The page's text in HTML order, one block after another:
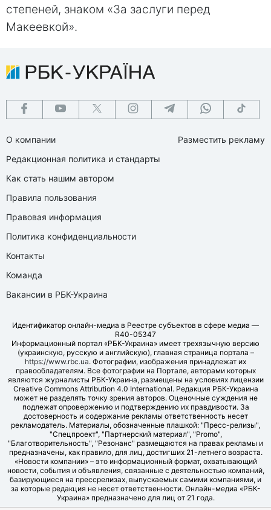
степеней, знаком «За заслуги перед
Макеевкой».
О компании
Редакционная политика и стандарты
Как стать нашим автором
Правила пользования
Правовая информация
Политика конфиденциальности
Контакты
Команда
Вакансии в РБК-Украина
Разместить рекламу
Идентификатор онлайн-медиа в Реестре субъектов в сфере медиа —
R40-05347
Информационный портал «РБК-Украина» имеет трехязычную версию
(украинскую, русскую и английскую), главная страница портала –
https://www.rbc.ua. Фотографии, изображения принадлежат их
правообладателям. Все фотографии на Портале, авторами которых
являются журналисты РБК-Украина, размещены на условиях лицензии
Creative Commons Attribution 4.0 International. Редакция РБК-Украина
может не разделять точку зрения авторов. Оценочные суждения не
подлежат опровержению и подтверждению их правдивости. За
достоверность и содержание рекламы ответственность несет
рекламодатель. Материалы, обозначенные плашкой: "Пресс-релизы",
"Спецпроект", "Партнерский материал", "Promo",
"Благотворительность", "Резонанс" размещаются на правах рекламы и
предназначены, как правило, для лиц, достигших 21-летнего возраста.
«Новости компании» – это информационный формат, охватывающий
новости, события и объявления, связанные с деятельностью компаний,
базирующиеся на прессрелизах, выпускаемых самими компаниями, и
за которые редакция не несет ответственности. Онлайн-медиа «РБК-
Украина» предназначено для лиц от 21 года.